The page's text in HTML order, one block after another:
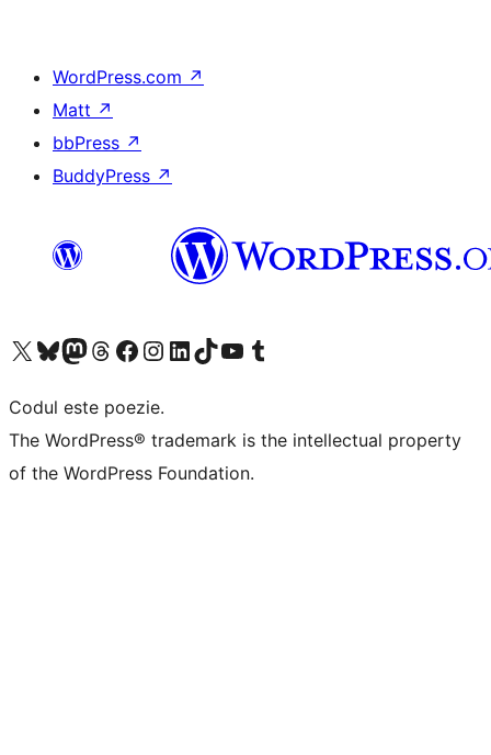
WordPress.com ↗
Matt ↗
bbPress ↗
BuddyPress ↗
Mergi la contul nostru X (fost Twitter)
Vizitează contul nostru Bluesky
Vizitează contul nostru Mastodon
Vizitează contul nostru Threads
Vizitează pagina noastră Facebook
Vizitează-ne pe Instagram
Vizitează-ne pe LinkedIn
Vizitează contul nostru TikTok
Vizitează canalul nostru YouTube
Vizitează contul nostru Tumblr
Codul este poezie.
The WordPress® trademark is the intellectual property
of the WordPress Foundation.